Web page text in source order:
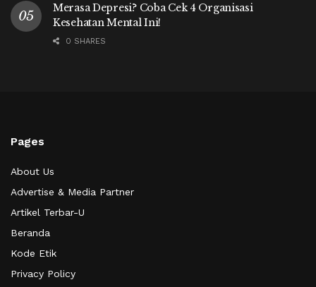
Merasa Depresi? Coba Cek 4 Organisasi
Kesehatan Mental Ini!
0 SHARES
Pages
About Us
Advertise & Media Partner
Artikel Terbar-U
Beranda
Kode Etik
Privacy Policy